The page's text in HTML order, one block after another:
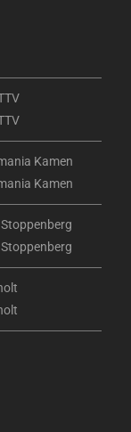
Kamen
Kamen